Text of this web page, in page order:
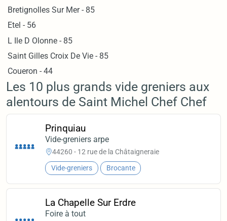
Bretignolles Sur Mer - 85
Etel - 56
L Ile D Olonne - 85
Saint Gilles Croix De Vie - 85
Coueron - 44
Les 10 plus grands vide greniers aux
alentours de Saint Michel Chef Chef
Prinquiau
Vide-greniers arpe
44260 - 12 rue de la Châtaigneraie
Vide-greniers Brocante
La Chapelle Sur Erdre
Foire à tout